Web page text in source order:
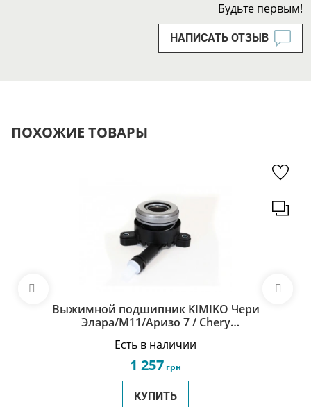
Будьте первым!
НАПИСАТЬ ОТЗЫВ
ПОХОЖИЕ ТОВАРЫ
Выжимной подшипник KIMIKO Чери
Элара/М11/Аризо 7 / Chery
Есть в наличии
1 257 грн
КУПИТЬ